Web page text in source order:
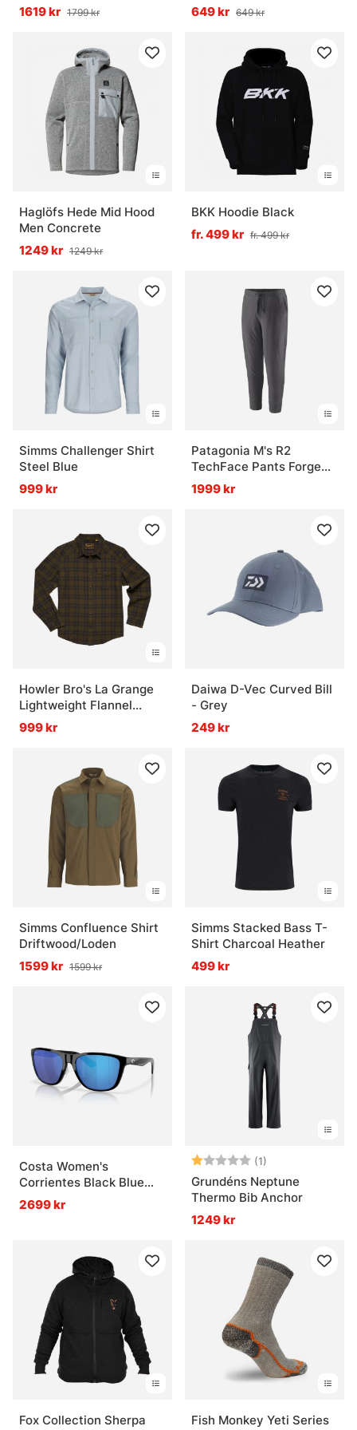
Vanliga frågor om kläder och skor för fiske
Vad är lagerprincipen vid fiske?
Vad är ett underställ bra för?
Vad är en flytoverall?
Solglasögon
1619 kr 1799 kr
D.Anthracite
649 kr 649 kr
Haglöfs Hede Mid Hood
Men Concrete
1249 kr 1249 kr
BKK Hoodie Black
fr. 499 kr fr. 499 kr
Simms Challenger Shirt
Steel Blue
999 kr
Patagonia M's R2
TechFace Pants Forge
Grey
1999 kr
Howler Bro's La Grange
Lightweight Flannel
Cohen Plaid Dark Olive
999 kr
Daiwa D-Vec Curved Bill
- Grey
249 kr
Simms Confluence Shirt
Driftwood/Loden
1599 kr 1599 kr
Simms Stacked Bass T-
Shirt Charcoal Heather
499 kr
Costa Women's
Corrientes Black Blue
Mirror 580G
2699 kr
Betyg: (1)
Grundéns Neptune
Thermo Bib Anchor
1249 kr
Fox Collection Sherpa
Fish Monkey Yeti Series